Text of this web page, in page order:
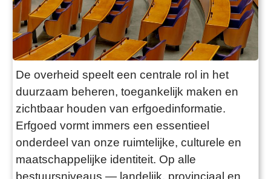
De overheid speelt een centrale rol in het
duurzaam beheren, toegankelijk maken en
zichtbaar houden van erfgoedinformatie.
Erfgoed vormt immers een essentieel
onderdeel van onze ruimtelijke, culturele en
maatschappelijke identiteit. Op alle